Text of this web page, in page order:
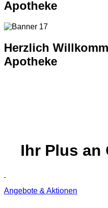
Apotheke
Herzlich
Apotheke
Ihr Plus an
Angebote & Aktionen